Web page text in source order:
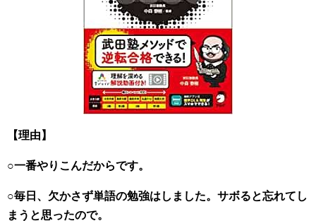
【理由】
○一番やりこんだからです。
○毎日、欠かさず単語の勉強はしました。サボると忘れてし
まうと思ったので。